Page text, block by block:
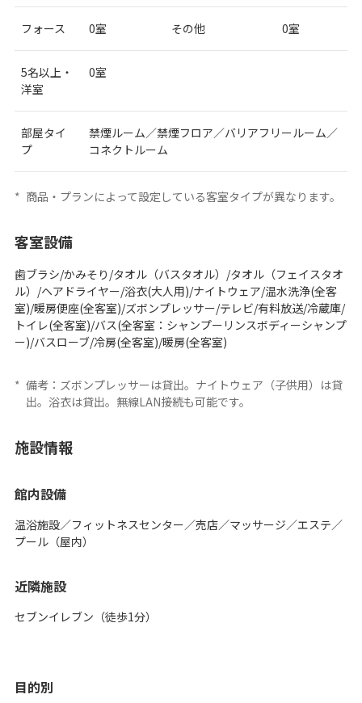
フォース 0室 その他 0室
5名以上・
洋室
0室
部屋タイ
プ
禁煙ルーム／禁煙フロア／バリアフリールーム／
コネクトルーム
* 商品・プランによって設定している客室タイプが異なります。
客室設備
歯ブラシ/かみそり/タオル（バスタオル）/タオル（フェイスタオ
ル）/ヘアドライヤー/浴衣(大人用)/ナイトウェア/温水洗浄(全客
室)/暖房便座(全客室)/ズボンプレッサー/テレビ/有料放送/冷蔵庫/
トイレ(全客室)/バス(全客室：シャンプーリンスボディーシャンプ
ー)/バスローブ/冷房(全客室)/暖房(全客室)
* 備考：ズボンプレッサーは貸出。ナイトウェア（子供用）は貸
出。浴衣は貸出。無線LAN接続も可能です。
施設情報
館内設備
温浴施設／フィットネスセンター／売店／マッサージ／エステ／
プール（屋内）
近隣施設
セブンイレブン（徒歩1分）
目的別